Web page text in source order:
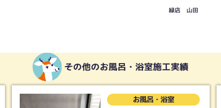
緑店 山田
その他のお風呂・浴室施工実績
お風呂・浴室